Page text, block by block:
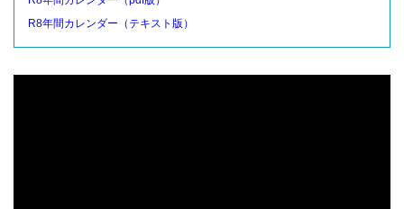
R8年間カレンダー（テキスト版）